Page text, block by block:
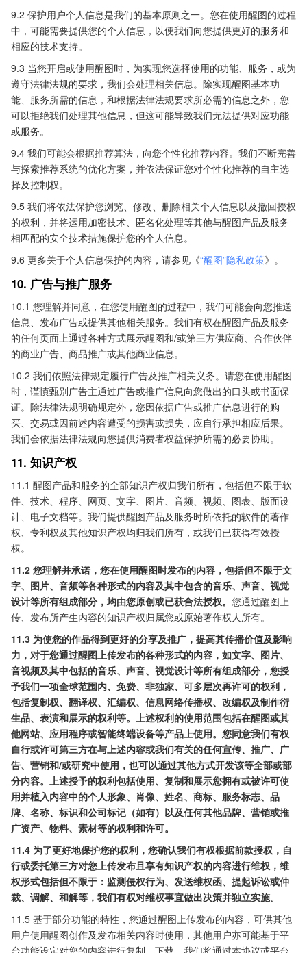
9.2 保护用户个人信息是我们的基本原则之一。您在使用醒图的过程
中，可能需要提供您的个人信息，以便我们向您提供更好的服务和
相应的技术支持。
9.3 当您开启或使用醒图时，为实现您选择使用的功能、服务，或为
遵守法律法规的要求，我们会处理相关信息。除实现醒图基本功
能、服务所需的信息，和根据法律法规要求所必需的信息之外，您
可以拒绝我们处理其他信息，但这可能导致我们无法提供对应功能
或服务。
9.4 我们可能会根据推荐算法，向您个性化推荐内容。我们不断完善
与探索推荐系统的优化方案，并依法保证您对个性化推荐的自主选
择及控制权。
9.5 我们将依法保护您浏览、修改、删除相关个人信息以及撤回授权
的权利，并将运用加密技术、匿名化处理等其他与醒图产品及服务
相匹配的安全技术措施保护您的个人信息。
9.6 更多关于个人信息保护的内容，请参见《“醒图”隐私政策》。
10. 广告与推广服务
10.1 您理解并同意，在您使用醒图的过程中，我们可能会向您推送
信息、发布广告或提供其他相关服务。我们有权在醒图产品及服务
的任何页面上通过各种方式展示醒图和/或第三方供应商、合作伙伴
的商业广告、商品推广或其他商业信息。
10.2 我们依照法律规定履行广告及推广相关义务。请您在使用醒图
时，谨慎甄别广告主通过广告或推广信息向您做出的口头或书面保
证。除法律法规明确规定外，您因依据广告或推广信息进行的购
买、交易或因前述内容遭受的损害或损失，应自行承担相应后果。
我们会依据法律法规向您提供消费者权益保护所需的必要协助。
11. 知识产权
11.1 醒图产品和服务的全部知识产权归我们所有，包括但不限于软
件、技术、程序、网页、文字、图片、音频、视频、图表、版面设
计、电子文档等。我们提供醒图产品及服务时所依托的软件的著作
权、专利权及其他知识产权均归我们所有，或我们已获得有效授
权。
11.2 您理解并承诺，您在使用醒图时发布的内容，包括但不限于文
字、图片、音频等各种形式的内容及其中包含的音乐、声音、视觉
设计等所有组成部分，均由您原创或已获合法授权。 您通过醒图上
传、发布所产生内容的知识产权归属您或原始著作权人所有。
11.3 为使您的作品得到更好的分享及推广，提高其传播价值及影响
力，对于您通过醒图上传发布的各种形式的内容，如文字、图片、
音视频及其中包括的音乐、声音、视觉设计等所有组成部分，您授
予我们一项全球范围内、免费、非独家、可多层次再许可的权利，
包括复制权、翻译权、汇编权、信息网络传播权、改编权及制作衍
生品、表演和展示的权利等。上述权利的使用范围包括在醒图或其
他网站、应用程序或智能终端设备等产品上使用。您同意我们有权
自行或许可第三方在与上述内容或我们有关的任何宣传、推广、广
告、营销和/或研究中使用，也可以通过其他方式开发该等全部或部
分内容。上述授予的权利包括使用、复制和展示您拥有或被许可使
用并植入内容中的个人形象、肖像、姓名、商标、服务标志、品
牌、名称、标识和公司标记（如有）以及任何其他品牌、营销或推
广资产、物料、素材等的权利和许可。
11.4 为了更好地保护您的权利，您确认我们有权根据前款授权，自
行或委托第三方对您上传发布且享有知识产权的内容进行维权，维
权形式包括但不限于：监测侵权行为、发送维权函、提起诉讼或仲
裁、调解、和解等，我们有权对维权事宜做出决策并独立实施。
11.5 基于部分功能的特性，您通过醒图上传发布的内容，可供其他
用户使用醒图创作及发布相关内容时使用，其他用户亦可能基于平
台功能设定对您的内容进行复制、下载。我们将通过本协议或平台